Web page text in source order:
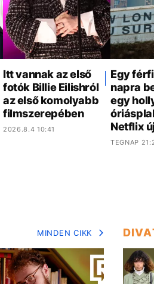
Itt vannak az első
fotók Billie Eilishról
az első komolyabb
filmszerepében
2026.8.4 10:41
Egy
napra
egy
Netflix
TEGNAP
MINDEN CIKK